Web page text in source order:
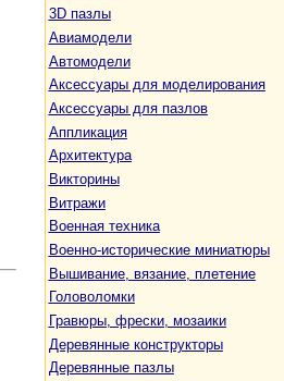
3D пазлы
Авиамодели
Автомодели
Аксессуары для моделирования
Аксессуары для пазлов
Аппликация
Архитектура
Викторины
Витражи
Военная техника
Военно-исторические миниатюры
Вышивание, вязание, плетение
Головоломки
Гравюры, фрески, мозаики
Деревянные конструкторы
Деревянные пазлы